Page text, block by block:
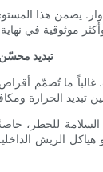
يضمن هذا
تبديد
ما تُصمّم أقراص
للخطر،
الريش